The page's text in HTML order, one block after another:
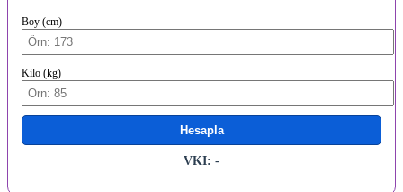
Boy (cm)
Kilo (kg)
Hesapla
VKI: -